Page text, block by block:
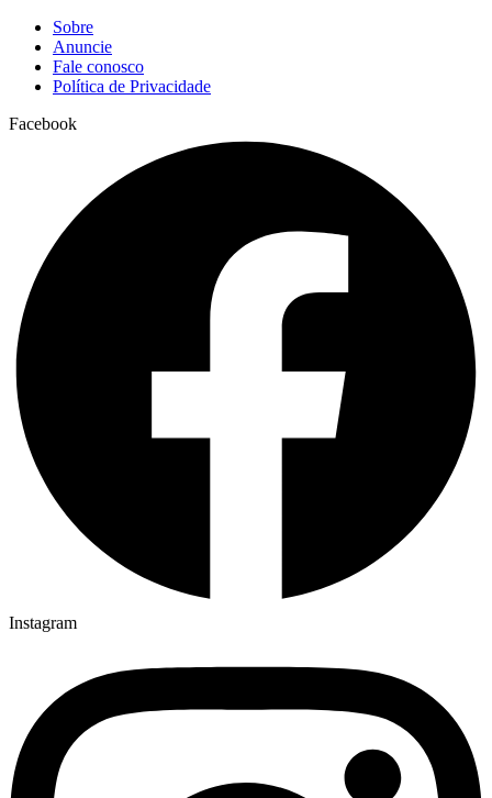
Sobre
Anuncie
Fale conosco
Política de Privacidade
Facebook
Instagram